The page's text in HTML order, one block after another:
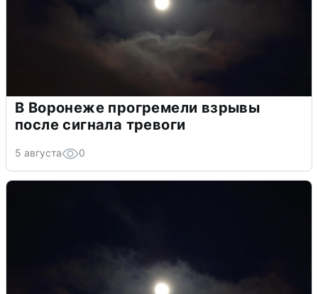
В Воронеже прогремели взрывы
после сигнала тревоги
5 августа 0